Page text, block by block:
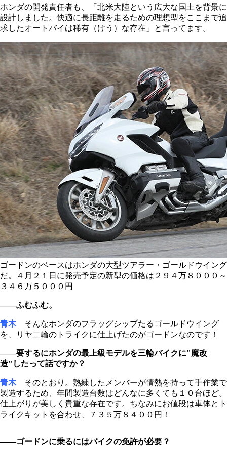
ホンダの開発責任者も、「北米大陸という広大な国土を背景に
設計しました。快適に長距離を走るための理想型をここまで追
求したオートバイは稀有（けう）な存在」と言ってます。
ゴードンのベースはホンダの大型ツアラー・ゴールドウイング
だ。４月２１日に発売予定の新型の価格は２９４万８０００～
３４６万５０００円
――ふむふむ。
青木そんなホンダのフラッグシップたるゴールドウイング
を、リヤ二輪のトライクに仕上げたのがゴードンなのです！
――要するにホンダの最上級モデルを三輪バイクに"魔改
造"したって話ですか？
青木そのとおり。熟練したメンバーが情熱を持って手作業で
製造するため、年間製造台数はどんなに多くても１０台ほど。
仕上がりが美しく貴重な存在です。ちなみにお値段は車体とト
ライクキットを合わせ、７３５万８４００円！
――ゴードンに乗るにはバイクの免許が必要？